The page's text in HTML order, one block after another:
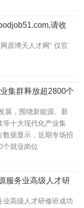
请收
原博天人才网” 仅官
集群释放超2800个
展，围绕新能源、新
等十大现代化产业集
据显示，近期专场招
个就业岗位
服务业高级人才研
业高级人才研修班成功